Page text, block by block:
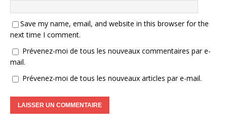
Save my name, email, and website in this browser for the
next time I comment.
Prévenez-moi de tous les nouveaux commentaires par e-
mail.
Prévenez-moi de tous les nouveaux articles par e-mail.